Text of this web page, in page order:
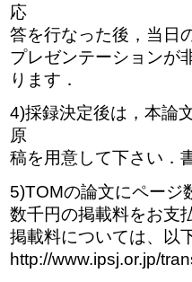
応
答を行なった後，当日
プレゼンテーションが
ります．
4)採録決定後は，本論
原
稿を用意して下さい．
5)TOMの論文にページ
数千円の掲載料をお支
掲載料については、以
http://www.ipsj.or.jp/